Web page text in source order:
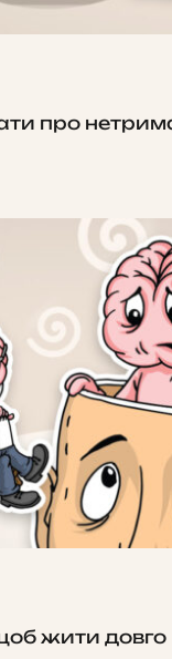
про
жити довго